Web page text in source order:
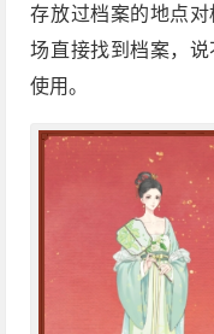
存放过档案的地点
场直接找到档案，
使用。